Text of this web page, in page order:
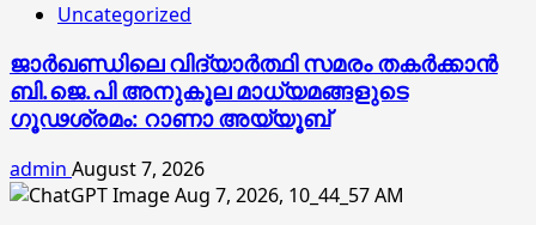
Uncategorized
ജാര്‍ഖണ്ഡിലെ വിദ്യാര്‍ത്ഥി സമരം തകര്‍ക്കാന്‍
ബി.ജെ.പി അനുകൂല മാധ്യമങ്ങളുടെ
ഗൂഢശ്രമം: റാണാ അയ്യൂബ്
admin August 7, 2026